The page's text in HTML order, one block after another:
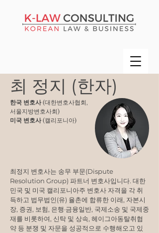
최 정지 (한자)
한국 변호사(대한변호사협회,
서울지방변호사회)
미국 변호사 (캘리포니아)
최정지 변호사는 송무 부문(Dispute
Resolution Group) 파트너 변호사입니다. 대한
민국 및 미국 캘리포니아주 변호사 자격을 각 취
득하고 법무법인(유) 율촌에 합류한 이래, 자본시
장, 증권, 보험, 은행·금융일반, 국제소송 및 국제중
재를 비롯하여, 신탁 및 상속, 헤이그아동탈취협
약 등 분쟁 및 자문을 성공적으로 수행해오고 있